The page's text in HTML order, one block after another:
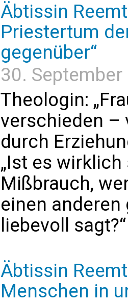
Äbtissin
Priestertum
gegenüber“
30.
Theologin:
verschieden –
durch
„Ist es
Mißbrauch,
einen
liebevoll sagt?“
Äbtissin
Menschen in